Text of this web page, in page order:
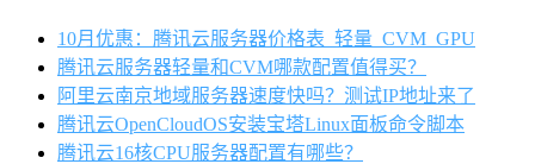
10月优惠：腾讯云服务器价格表_轻量_CVM_GPU
腾讯云服务器轻量和CVM哪款配置值得买？
阿里云南京地域服务器速度快吗？测试IP地址来了
腾讯云OpenCloudOS安装宝塔Linux面板命令脚本
腾讯云16核CPU服务器配置有哪些？